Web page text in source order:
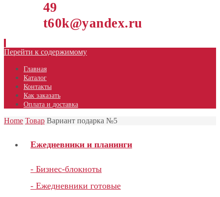
49
t60k@yandex.ru
Перейти к содержимому
Главная
Каталог
Контакты
Как заказать
Оплата и доставка
Home Товар Вариант подарка №5
Ежедневники и планинги
- Бизнес-блокноты
- Ежедневники готовые